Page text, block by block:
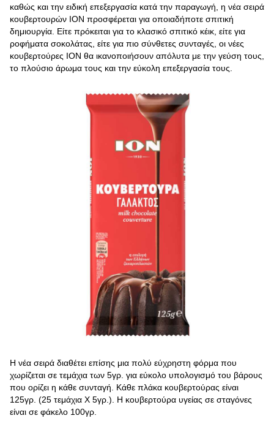
καθώς και την ειδική επεξεργασία κατά την παραγωγή, η νέα σειρά
κουβερτουρών ΙΟΝ προσφέρεται για οποιαδήποτε σπιτική
δημιουργία. Είτε πρόκειται για το κλασικό σπιτικό κέικ, είτε για
ροφήματα σοκολάτας, είτε για πιο σύνθετες συνταγές, οι νέες
κουβερτούρες ΙΟΝ θα ικανοποιήσουν απόλυτα με την γεύση τους,
το πλούσιο άρωμα τους και την εύκολη επεξεργασία τους.
Η νέα σειρά διαθέτει επίσης μια πολύ εύχρηστη φόρμα που
χωρίζεται σε τεμάχια των 5γρ. για εύκολο υπολογισμό του βάρους
που ορίζει η κάθε συνταγή. Κάθε πλάκα κουβερτούρας είναι
125γρ. (25 τεμάχια Χ 5γρ.). Η κουβερτούρα υγείας σε σταγόνες
είναι σε φάκελο 100γρ.